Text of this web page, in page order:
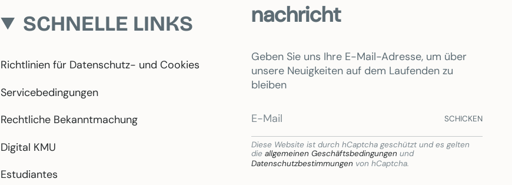
SCHNELLE LINKS
Richtlinien für Datenschutz- und Cookies
Servicebedingungen
Rechtliche Bekanntmachung
Digital KMU
Estudiantes
nachricht
Geben Sie uns Ihre E-Mail-Adresse, um über
unsere Neuigkeiten auf dem Laufenden zu
bleiben
SCHICKEN
Diese Website ist durch hCaptcha geschützt und es gelten
die allgemeinen Geschäftsbedingungen und
Datenschutzbestimmungen von hCaptcha.